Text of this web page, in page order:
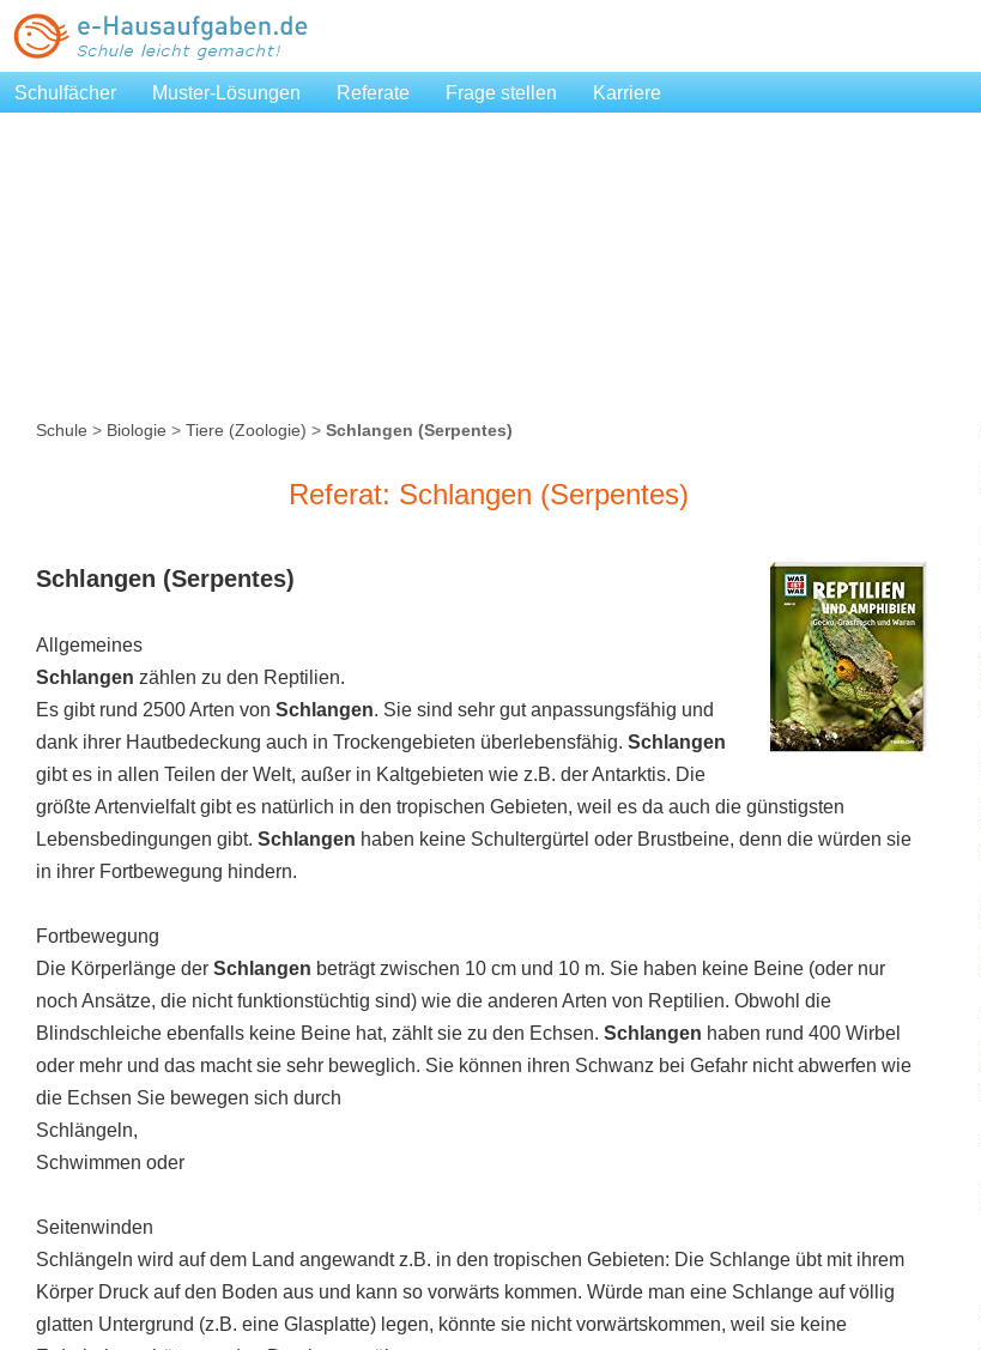
Schulfächer Muster-Lösungen Referate Frage stellen Karriere
Schule > Biologie > Tiere (Zoologie) > Schlangen (Serpentes)
Referat: Schlangen (Serpentes)
Schlangen (Serpentes)
Allgemeines
Schlangen zählen zu den Reptilien.
Es gibt rund 2500 Arten von Schlangen. Sie sind sehr gut anpassungsfähig und
dank ihrer Hautbedeckung auch in Trockengebieten überlebensfähig. Schlangen
gibt es in allen Teilen der Welt, außer in Kaltgebieten wie z.B. der Antarktis. Die
größte Artenvielfalt gibt es natürlich in den tropischen Gebieten, weil es da auch die günstigsten
Lebensbedingungen gibt. Schlangen haben keine Schultergürtel oder Brustbeine, denn die würden sie
in ihrer Fortbewegung hindern.
Fortbewegung
Die Körperlänge der Schlangen beträgt zwischen 10 cm und 10 m. Sie haben keine Beine (oder nur
noch Ansätze, die nicht funktionstüchtig sind) wie die anderen Arten von Reptilien. Obwohl die
Blindschleiche ebenfalls keine Beine hat, zählt sie zu den Echsen. Schlangen haben rund 400 Wirbel
oder mehr und das macht sie sehr beweglich. Sie können ihren Schwanz bei Gefahr nicht abwerfen wie
die Echsen Sie bewegen sich durch
Schlängeln,
Schwimmen oder
Seitenwinden
Schlängeln wird auf dem Land angewandt z.B. in den tropischen Gebieten: Die Schlange übt mit ihrem
Körper Druck auf den Boden aus und kann so vorwärts kommen. Würde man eine Schlange auf völlig
glatten Untergrund (z.B. eine Glasplatte) legen, könnte sie nicht vorwärtskommen, weil sie keine